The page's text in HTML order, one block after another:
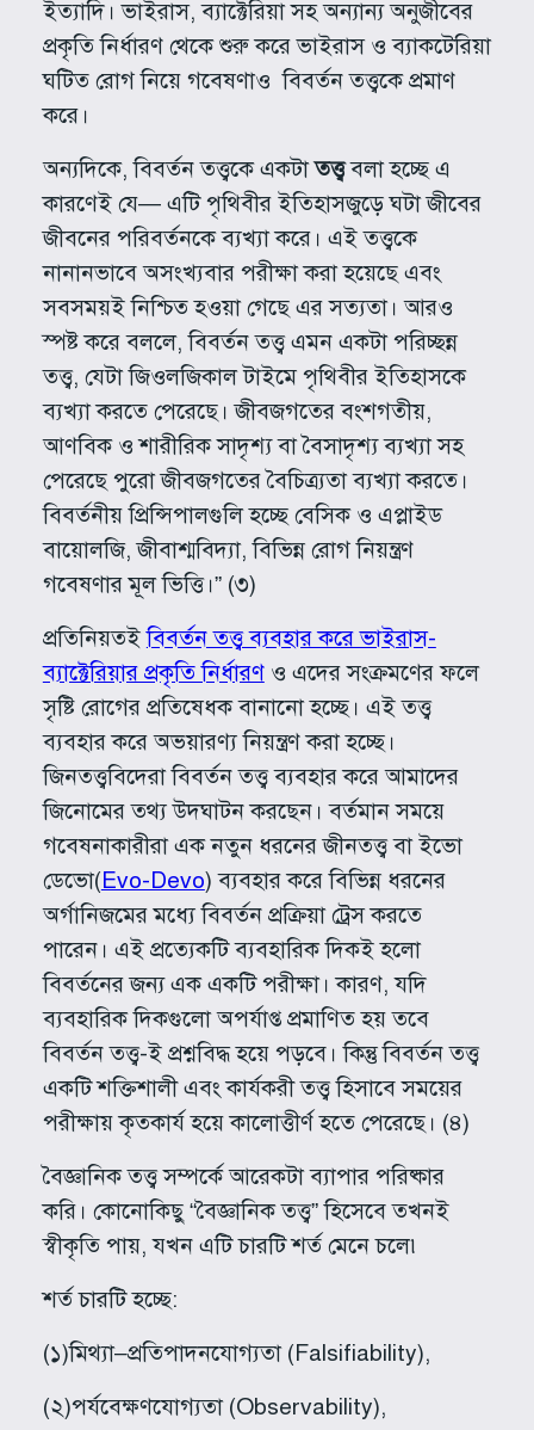
ইত্যাদি। ভাইরাস, ব্যাক্টেরিয়া সহ অন্যান্য অনুজীবের
প্রকৃতি নির্ধারণ থেকে শুরু করে ভাইরাস ও ব্যাকটেরিয়া
ঘটিত রোগ নিয়ে গবেষণাও বিবর্তন তত্ত্বকে প্রমাণ
করে।
অন্যদিকে, বিবর্তন তত্ত্বকে একটাতত্ত্ববলা হচ্ছে এ
কারণেই যে— এটি পৃথিবীর ইতিহাসজুড়ে ঘটা জীবের
জীবনের পরিবর্তনকে ব্যখ্যা করে। এই তত্ত্বকে
নানানভাবে অসংখ্যবার পরীক্ষা করা হয়েছে এবং
সবসময়ই নিশ্চিত হওয়া গেছে এর সত্যতা। আরও
স্পষ্ট করে বললে, বিবর্তন তত্ত্ব এমন একটা পরিচ্ছন্ন
তত্ত্ব, যেটা জিওলজিকাল টাইমে পৃথিবীর ইতিহাসকে
ব্যখ্যা করতে পেরেছে। জীবজগতের বংশগতীয়,
আণবিক ও শারীরিক সাদৃশ্য বা বৈসাদৃশ্য ব্যখ্যা সহ
পেরেছে পুরো জীবজগতের বৈচিত্র্যতা ব্যখ্যা করতে।
বিবর্তনীয় প্রিন্সিপালগুলি হচ্ছে বেসিক ও এপ্লাইড
বায়োলজি, জীবাশ্মবিদ্যা, বিভিন্ন রোগ নিয়ন্ত্রণ
গবেষণার মূল ভিত্তি।” (৩)
প্রতিনিয়তইবিবর্তন তত্ত্ব ব্যবহার করে ভাইরাস-
ব্যাক্টেরিয়ার প্রকৃতি নির্ধারণও এদের সংক্রমণের ফলে
সৃষ্টি রোগের প্রতিষেধক বানানো হচ্ছে। এই তত্ত্ব
ব্যবহার করে অভয়ারণ্য নিয়ন্ত্রণ করা হচ্ছে।
জিনতত্ত্ববিদেরা বিবর্তন তত্ত্ব ব্যবহার করে আমাদের
জিনোমের তথ্য উদঘাটন করছেন। বর্তমান সময়ে
গবেষনাকারীরা এক নতুন ধরনের জীনতত্ত্ব বা ইভো
ডেভো(Evo-Devo) ব্যবহার করে বিভিন্ন ধরনের
অর্গানিজমের মধ্যে বিবর্তন প্রক্রিয়া ট্রেস করতে
পারেন। এই প্রত্যেকটি ব্যবহারিক দিকই হলো
বিবর্তনের জন্য এক একটি পরীক্ষা। কারণ, যদি
ব্যবহারিক দিকগুলো অপর্যাপ্ত প্রমাণিত হয় তবে
বিবর্তন তত্ত্ব-ই প্রশ্নবিদ্ধ হয়ে পড়বে। কিন্তু বিবর্তন তত্ত্ব
একটি শক্তিশালী এবং কার্যকরী তত্ত্ব হিসাবে সময়ের
পরীক্ষায় কৃতকার্য হয়ে কালোত্তীর্ণ হতে পেরেছে। (৪)
বৈজ্ঞানিক তত্ত্ব সম্পর্কে আরেকটা ব্যাপার পরিষ্কার
করি। কোনোকিছু “বৈজ্ঞানিক তত্ত্ব” হিসেবে তখনই
স্বীকৃতি পায়, যখন এটি চারটি শর্ত মেনে চলে৷
শর্ত চারটি হচ্ছে:
(১)মিথ্যা–প্রতিপাদনযোগ্যতা (Falsifiability),
(২)পর্যবেক্ষণযোগ্যতা (Observability),